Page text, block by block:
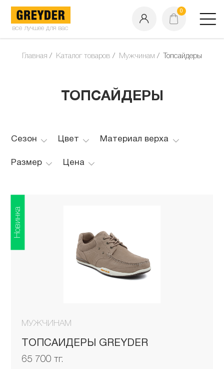
все лучшее для вас
0
Главная Каталог товаров Мужчинам Топсайдеры
ТОПСАЙДЕРЫ
Сезон Цвет Материал верха
Размер Цена
МУЖЧИНАМ
ТОПСАЙДЕРЫ GREYDER
65 700 тг.
Новинка